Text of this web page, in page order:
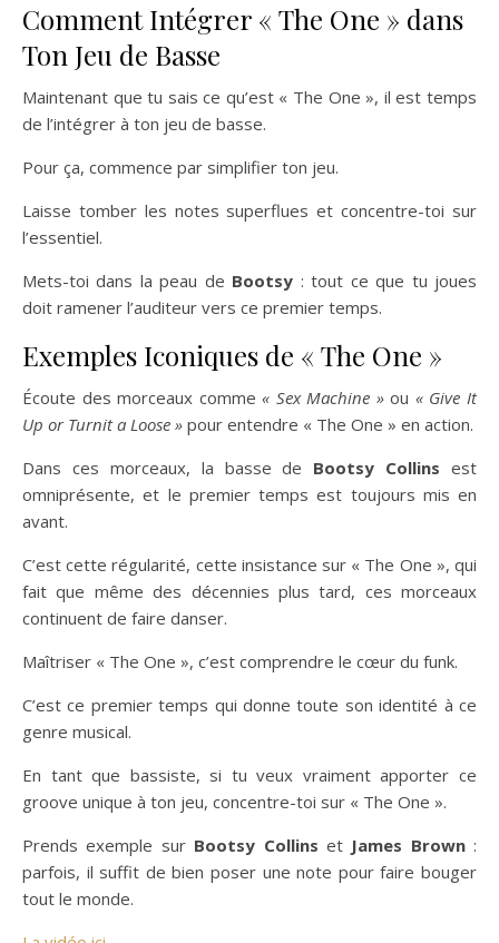
Comment Intégrer « The One » dans
Ton Jeu de Basse
Maintenant que tu sais ce qu’est « The One », il est temps
de l’intégrer à ton jeu de basse.
Pour ça, commence par simplifier ton jeu.
Laisse tomber les notes superflues et concentre-toi sur
l’essentiel.
Mets-toi dans la peau de Bootsy : tout ce que tu joues
doit ramener l’auditeur vers ce premier temps.
Exemples Iconiques de « The One »
Écoute des morceaux comme« Sex Machine »ou « Give It
Up or Turnit a Loose » pour entendre « The One » en action.
Dans ces morceaux, la basse de Bootsy Collins est
omniprésente, et le premier temps est toujours mis en
avant.
C’est cette régularité, cette insistance sur « The One », qui
fait que même des décennies plus tard, ces morceaux
continuent de faire danser.
Maîtriser « The One », c’est comprendre le cœur du funk.
C’est ce premier temps qui donne toute son identité à ce
genre musical.
En tant que bassiste, si tu veux vraiment apporter ce
groove unique à ton jeu, concentre-toi sur « The One ».
Prends exemple sur Bootsy Collins et James Brown:
parfois, il suffit de bien poser une note pour faire bouger
tout le monde.